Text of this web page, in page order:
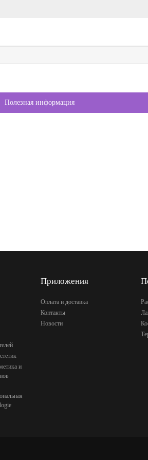
Полезная информация
и
Приложения
Оплата и доставка
Контакты
Новости